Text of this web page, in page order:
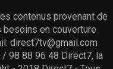
contenus provenant de
en couverture
direct7tv@gmail.com
98 88 96 48 Direct7, la